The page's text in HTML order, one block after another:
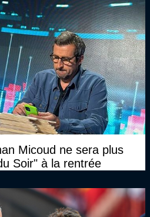
Micoud ne sera plus
Soir" à la rentrée